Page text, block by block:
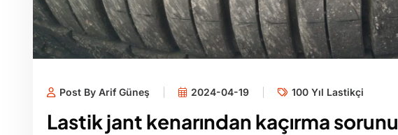
Post By Arif Güneş 2024-04-19 100 Yıl Lastikçi
Lastik jant kenarından kaçırma sorunu